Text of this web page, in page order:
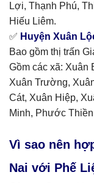
Lợi, Thạnh Phú,
Hiếu Liêm.
✅ Huyện Xuân
Bao gồm thị trấn
Gồm các xã: Xuân
Xuân Trường,
Cát, Xuân Hiệp,
Minh, Phước
Vì sao nên
Nai với Phế